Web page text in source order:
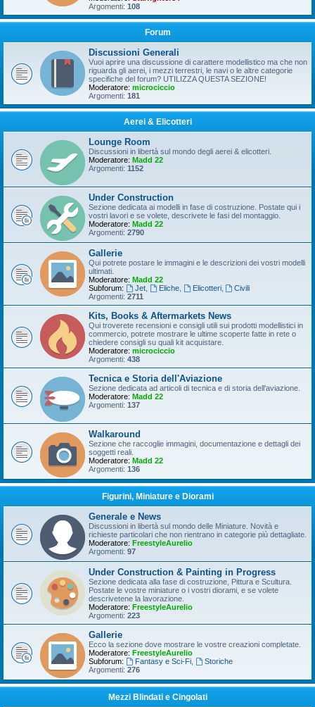
Argomenti: 108
Forum
Discussioni Generali
Vuoi aprire una discussione di carattere modellistico ma che non
riguarda gli aerei, i mezzi terrestri, le navi o le altre categorie
specifiche del forum? UTILIZZA QUESTA SEZIONE!
Moderatore: microciccio
Argomenti: 181
Aerei & Elicotteri
Lounge Room
Discussioni in libertà sul mondo degli aerei & elicotteri.
Moderatore: Madd 22
Argomenti: 1152
Under Construction
Sezione dedicata ai modelli in fase di costruzione. Postate qui i
vostri lavori e se volete, descrivete le fasi del montaggio.
Moderatore: Madd 22
Argomenti: 2790
Gallerie
Qui potrete postare le immagini e le descrizioni dei vostri modelli
ultimati.
Moderatore: Madd 22
Subforum:
Jet, Eliche, Elicotteri,
Civili
Argomenti: 2711
Kits, Books & Aftermarkets News
Qui troverete recensioni e consigli utili sui prodotti modellistici in
commercio, potrete mostrare le ultime scoperte fatte in rete o
chiedere consigli su quali kit acquistare.
Moderatore: microciccio
Argomenti: 438
Tecnica e Storia dell'Aviazione
Sezione dedicata ad articoli di tecnica e di storia dell'aviazione.
Moderatore: Madd 22
Argomenti: 137
Walkaround
Sezione che raccoglie immagini, documentazione e dettagli dei
soggetti reali.
Moderatore: Madd 22
Argomenti: 136
Figurini, Miniature e Diorami
Generale e News
Discussioni in libertà sul mondo delle Miniature. Novità e
richieste particolari che non rientrano in categorie più dettagliate.
Moderatore: FreestyleAurelio
Argomenti: 97
Under Construction & Painting in Progress
Sezione dedicata alla fase di costruzione, Pittura e Scultura.
Postate le vostre miniature o i vostri diorami, e se volete
descrivetene la lavorazione.
Moderatore: FreestyleAurelio
Argomenti: 223
Gallerie
Ecco la sezione dove mostrare le vostre creazioni completate.
Moderatore: FreestyleAurelio
Subforum:
Fantasy e Sci-Fi,
Storiche
Argomenti: 276
Mezzi Blindati e Cingolati